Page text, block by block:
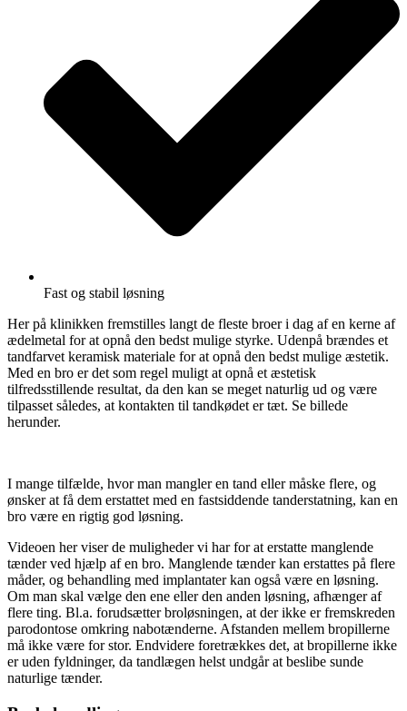
Fast og stabil løsning
Her på klinikken fremstilles langt de fleste broer i dag af en kerne af
ædelmetal for at opnå den bedst mulige styrke. Udenpå brændes et
tandfarvet keramisk materiale for at opnå den bedst mulige æstetik.
Med en bro er det som regel muligt at opnå et æstetisk
tilfredsstillende resultat, da den kan se meget naturlig ud og være
tilpasset således, at kontakten til tandkødet er tæt. Se billede
herunder.
I mange tilfælde, hvor man mangler en tand eller måske flere, og
ønsker at få dem erstattet med en fastsiddende tanderstatning, kan en
bro være en rigtig god løsning.
Videoen her viser de muligheder vi har for at erstatte manglende
tænder ved hjælp af en bro. Manglende tænder kan erstattes på flere
måder, og behandling med implantater kan også være en løsning.
Om man skal vælge den ene eller den anden løsning, afhænger af
flere ting. Bl.a. forudsætter broløsningen, at der ikke er fremskreden
parodontose omkring nabotænderne. Afstanden mellem bropillerne
må ikke være for stor. Endvidere foretrækkes det, at bropillerne ikke
er uden fyldninger, da tandlægen helst undgår at beslibe sunde
naturlige tænder.